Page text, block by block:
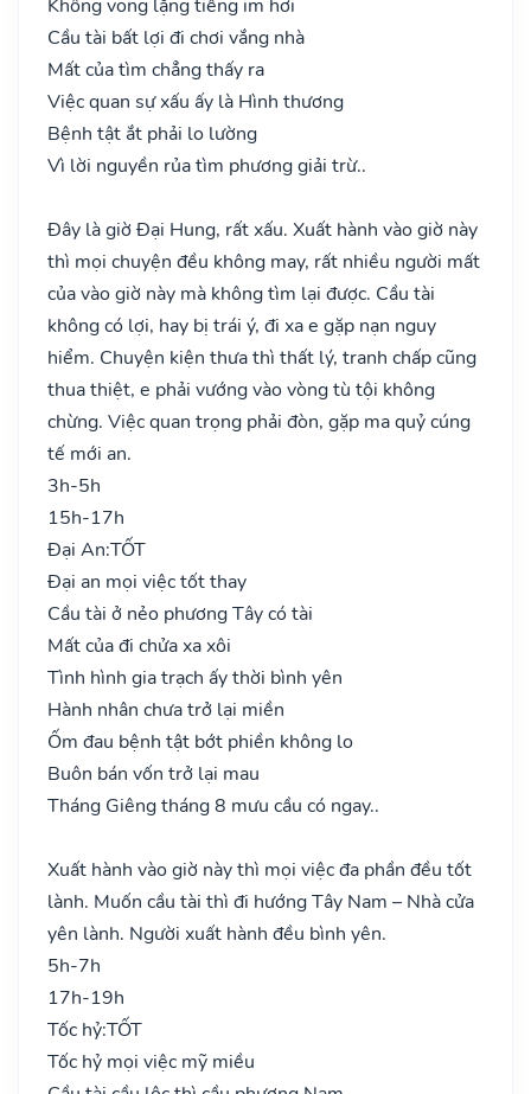
Không vong lặng tiếng im hơi
Cầu tài bất lợi đi chơi vắng nhà
Mất của tìm chẳng thấy ra
Việc quan sự xấu ấy là Hình thương
Bệnh tật ắt phải lo lường
Vì lời nguyền rủa tìm phương giải trừ..
Đây là giờ Đại Hung, rất xấu. Xuất hành vào giờ này
thì mọi chuyện đều không may, rất nhiều người mất
của vào giờ này mà không tìm lại được. Cầu tài
không có lợi, hay bị trái ý, đi xa e gặp nạn nguy
hiểm. Chuyện kiện thưa thì thất lý, tranh chấp cũng
thua thiệt, e phải vướng vào vòng tù tội không
chừng. Việc quan trọng phải đòn, gặp ma quỷ cúng
tế mới an.
3h-5h
15h-17h
Đại An:TỐT
Đại an mọi việc tốt thay
Cầu tài ở nẻo phương Tây có tài
Mất của đi chửa xa xôi
Tình hình gia trạch ấy thời bình yên
Hành nhân chưa trở lại miền
Ốm đau bệnh tật bớt phiền không lo
Buôn bán vốn trở lại mau
Tháng Giêng tháng 8 mưu cầu có ngay..
Xuất hành vào giờ này thì mọi việc đa phần đều tốt
lành. Muốn cầu tài thì đi hướng Tây Nam – Nhà cửa
yên lành. Người xuất hành đều bình yên.
5h-7h
17h-19h
Tốc hỷ:TỐT
Tốc hỷ mọi việc mỹ miều